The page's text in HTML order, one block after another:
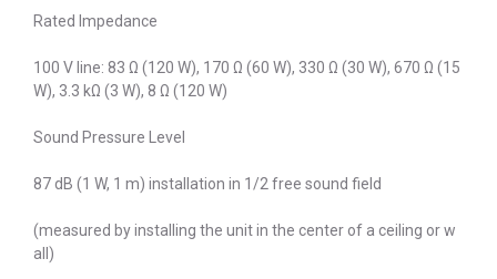
Rated Impedance
100 V line: 83 Ω (120 W), 170 Ω (60 W), 330 Ω (30 W), 670 Ω (15
W), 3.3 kΩ (3 W), 8 Ω (120 W)
Sound Pressure Level
87 dB (1 W, 1 m) installation in 1/2 free sound field
(measured by installing the unit in the center of a ceiling or w
all)